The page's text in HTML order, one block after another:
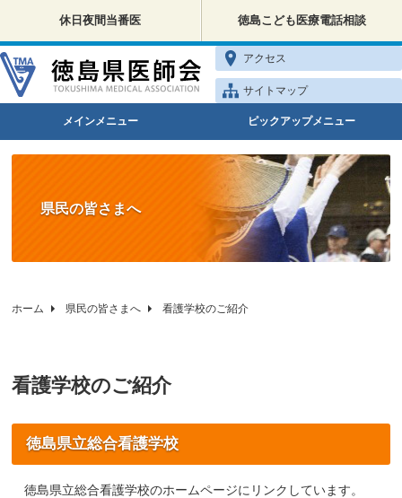
休日夜間当番医 徳島こども医療電話相談
アクセス
サイトマップ
メインメニュー ピックアップメニュー
県民の皆さまへ
ホーム 県民の皆さまへ 看護学校のご紹介
看護学校のご紹介
徳島県立総合看護学校
徳島県立総合看護学校のホームページにリンクしています。